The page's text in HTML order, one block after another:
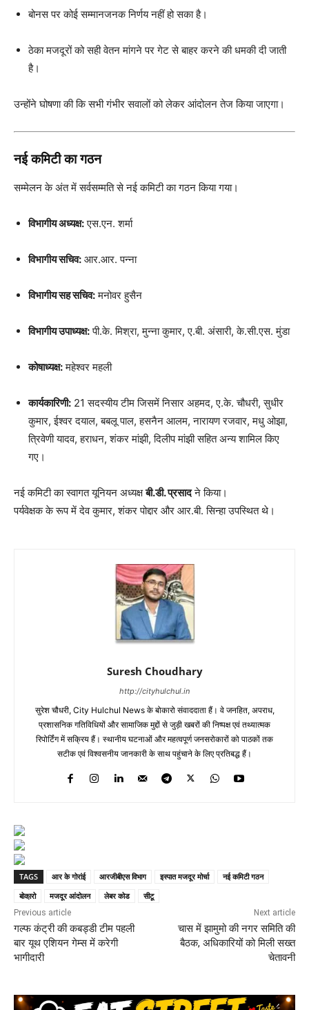
बोनस पर कोई सम्मानजनक निर्णय नहीं हो सका है।
ठेका मजदूरों को सही वेतन मांगने पर गेट से बाहर करने की धमकी दी जाती
है।
उन्होंने घोषणा की कि सभी गंभीर सवालों को लेकर आंदोलन तेज किया जाएगा।
नई कमिटी का गठन
सम्मेलन के अंत में सर्वसम्मति से नई कमिटी का गठन किया गया।
विभागीय अध्यक्ष:एस.एन. शर्मा
विभागीय सचिव: आर.आर. पन्ना
विभागीय सह सचिव:मनोवर हुसैन
विभागीय उपाध्यक्ष:पी.के. मिश्रा, मुन्ना कुमार, ए.बी. अंसारी, के.सी.एस. मुंडा
कोषाध्यक्ष:महेश्वर महली
कार्यकारिणी: 21 सदस्यीय टीम जिसमें निसार अहमद, ए.के. चौधरी, सुधीर
कुमार, ईश्वर दयाल, बबलू पाल, हसनैन आलम, नारायण रजवार, मधु ओझा,
त्रिवेणी यादव, हराधन, शंकर मांझी, दिलीप मांझी सहित अन्य शामिल किए
गए।
नई कमिटी का स्वागत यूनियन अध्यक्षबी.डी. प्रसादने किया।
पर्यवेक्षक के रूप में देव कुमार, शंकर पोद्दार और आर.बी. सिन्हा उपस्थित थे।
Suresh Choudhary
http://cityhulchul.in
सुरेश चौधरी, City Hulchul News के बोकारो संवाददाता हैं। वे जनहित, अपराध,
प्रशासनिक गतिविधियों और सामाजिक मुद्दों से जुड़ी खबरों की निष्पक्ष एवं तथ्यात्मक
रिपोर्टिंग में सक्रिय हैं। स्थानीय घटनाओं और महत्वपूर्ण जनसरोकारों को पाठकों तक
सटीक एवं विश्वसनीय जानकारी के साथ पहुंचाने के लिए प्रतिबद्ध हैं।
TAGS आर के गोरांई आरजीबीएस विभाग इस्पात मजदूर मोर्चा
नई कमिटी गठन
बोका़रो
मजदूर आंदोलन लेबर कोड सीटू
Previous article
गल्फ कंट्री की कबड्डी टीम पहली
बार यूथ एशियन गेम्स में करेगी
भागीदारी
Next article
चास में झामुमो की नगर समिति की
बैठक, अधिकारियों को मिली सख्त
चेतावनी